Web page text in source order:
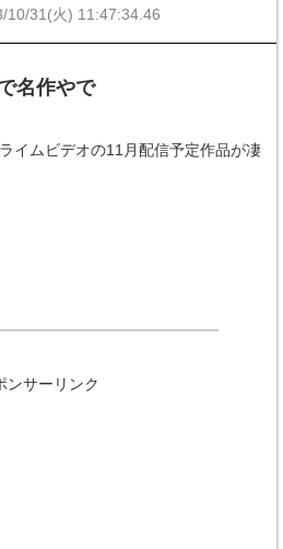
10/31(火) 11:47:34.46
名作やで
イムビデオの11月配信予定作品が凄
ンサーリンク